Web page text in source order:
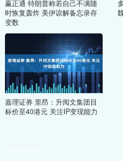
赢正通 特朗普称若自己不满随
时恢复轰炸 美伊谅解备忘录存
变数
嘉理证券 里昂：升阅文集团目
标价至40港元 关注IP变现能力